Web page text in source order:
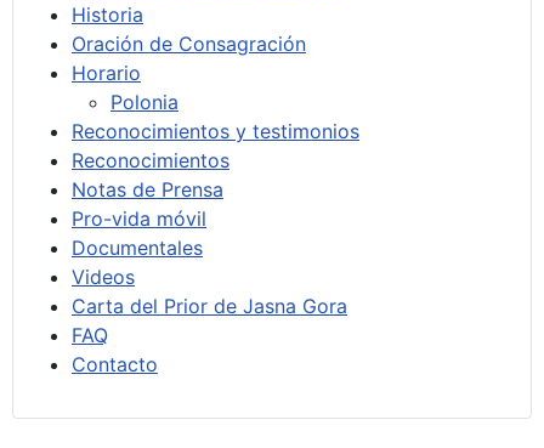
Historia
Oración de Consagración
Horario
Polonia
Reconocimientos y testimonios
Reconocimientos
Notas de Prensa
Pro-vida móvil
Documentales
Videos
Carta del Prior de Jasna Gora
FAQ
Contacto